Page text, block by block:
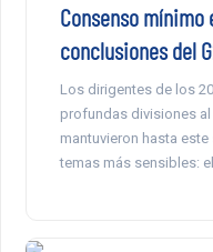
Consenso
conclusiones del
Los dirigentes de los
profundas divisiones
mantuvieron hasta
temas más sensibles: